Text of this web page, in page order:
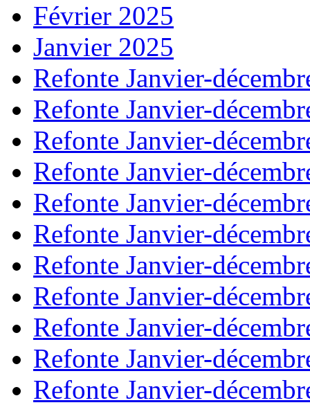
Février 2025
Janvier 2025
Refonte Janvier-
Refonte Janvier-
Refonte Janvier-
Refonte Janvier-
Refonte Janvier-
Refonte Janvier-
Refonte Janvier-
Refonte Janvier-
Refonte Janvier-
Refonte Janvier-
Refonte Janvier-